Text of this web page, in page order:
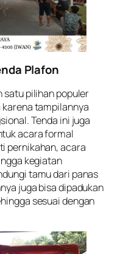
Plafon
satu pilihan populer
tampilannya
Tenda ini juga
acara formal
pernikahan, acara
kegiatan
tamu dari panas
juga bisa dipadukan
sesuai dengan